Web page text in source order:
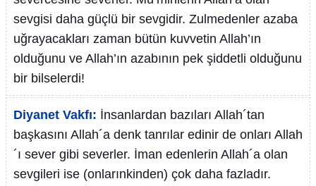
sevgisi daha güçlü bir sevgidir. Zulmedenler azaba
uğrayacakları zaman bütün kuvvetin Allah’ın
olduğunu ve Allah’ın azabının pek şiddetli olduğunu
bir bilselerdi!
Diyanet Vakfı: İnsanlardan bazıları Allah´tan
başkasını Allah´a denk tanrılar edinir de onları Allah
´ı sever gibi severler. İman edenlerin Allah´a olan
sevgileri ise (onlarınkinden) çok daha fazladır.